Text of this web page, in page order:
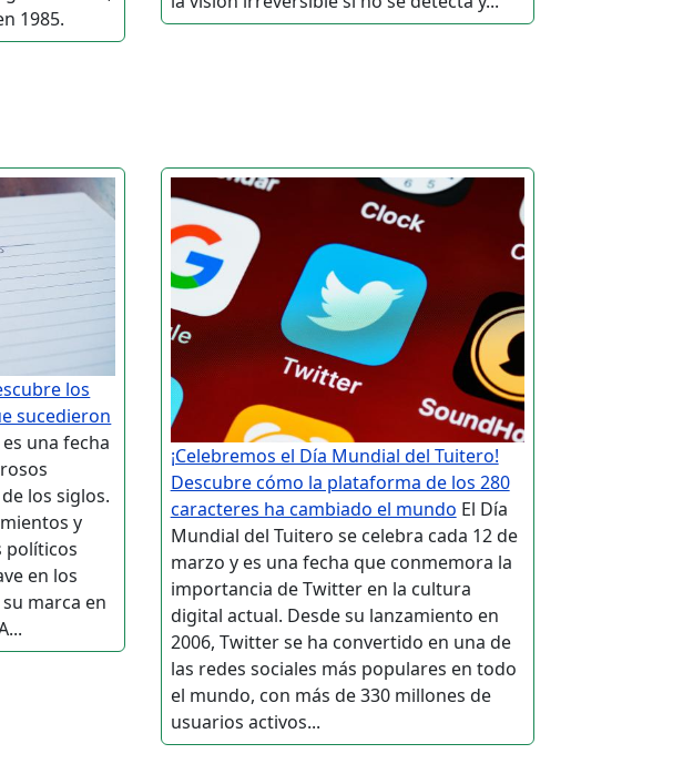
1985.
los
sucedieron
una fecha
los siglos.
y
políticos
en los
marca en
¡Celebremos el Día Mundial del Tuitero!
Descubre cómo la plataforma de los 280
caracteres ha cambiado el mundo El Día
Mundial del Tuitero se celebra cada 12 de
marzo y es una fecha que conmemora la
importancia de Twitter en la cultura
digital actual. Desde su lanzamiento en
2006, Twitter se ha convertido en una de
las redes sociales más populares en todo
el mundo, con más de 330 millones de
usuarios activos...